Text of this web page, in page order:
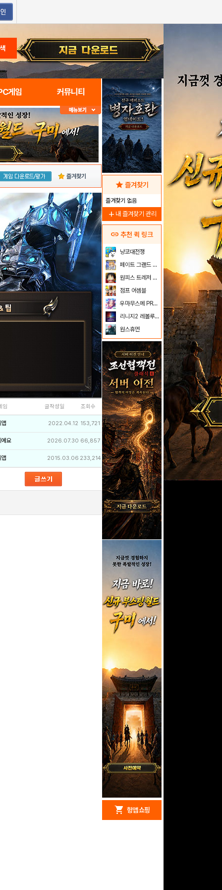
게임 커뮤니티
즐겨찾기
임 글작성일 조회수
앱 2022.04.12 153,721
에요 2026.07.30 66,857
앱 2015.03.06 233,214
star 즐겨찾기
즐겨찾기 없음
add 내 즐겨찾기 관리
link 추천 퀵 링크
냥코대전쟁
페이트 그랜드 오더
원피스 트레저 크루즈
점프 어셈블
우마무스메 PRETTY DERBY
리니지2 레볼루션
원스휴먼
shopping_cart 헝앱 쇼핑